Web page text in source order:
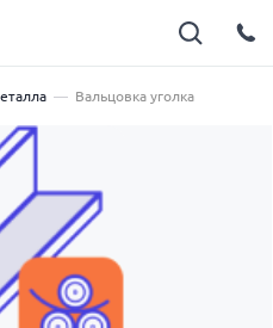
Вальцовка уголка